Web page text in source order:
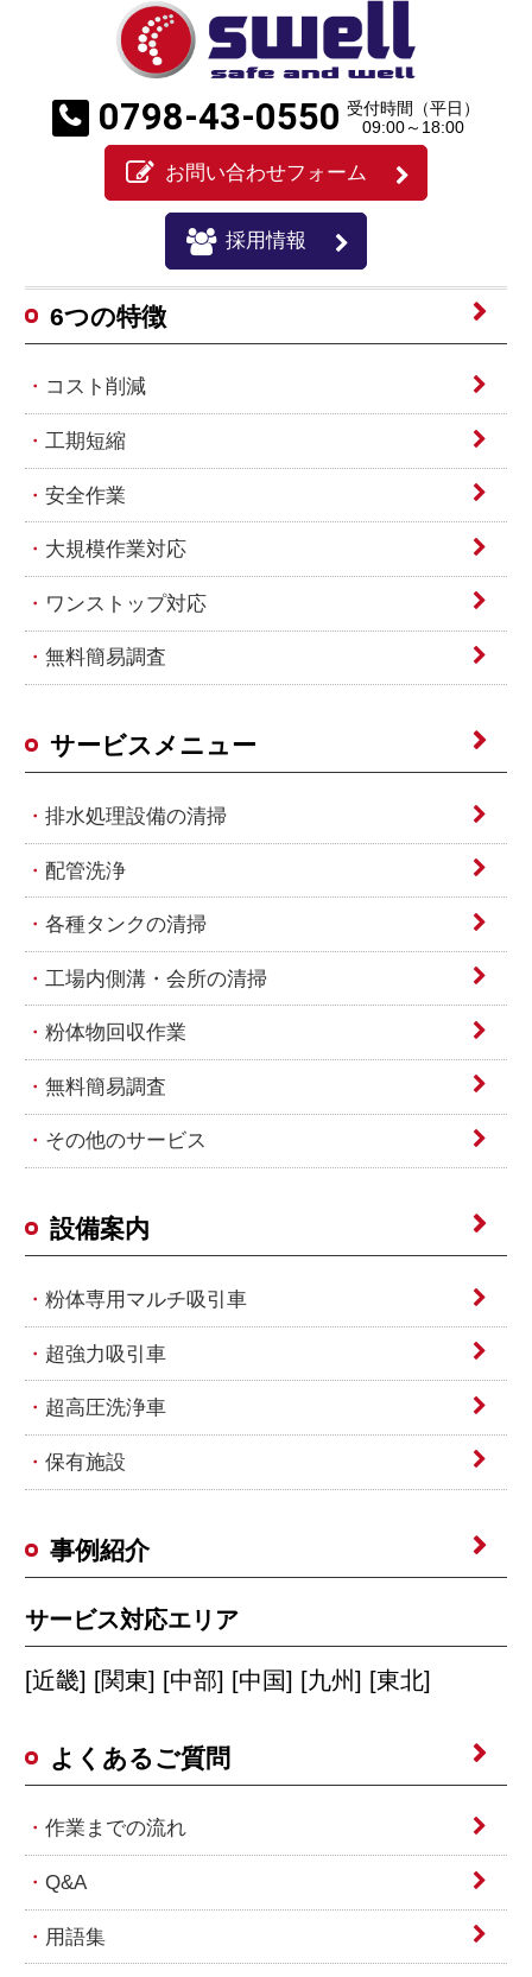
0798-43-0550 受付時間（平日）
09:00～18:00
お問い合わせフォーム
採用情報
6つの特徴
コスト削減
工期短縮
安全作業
大規模作業対応
ワンストップ対応
無料簡易調査
サービスメニュー
排水処理設備の清掃
配管洗浄
各種タンクの清掃
工場内側溝・会所の清掃
粉体物回収作業
無料簡易調査
その他のサービス
設備案内
粉体専用マルチ吸引車
超強力吸引車
超高圧洗浄車
保有施設
事例紹介
サービス対応エリア
[近畿] [関東] [中部] [中国] [九州] [東北]
よくあるご質問
作業までの流れ
Q&A
用語集